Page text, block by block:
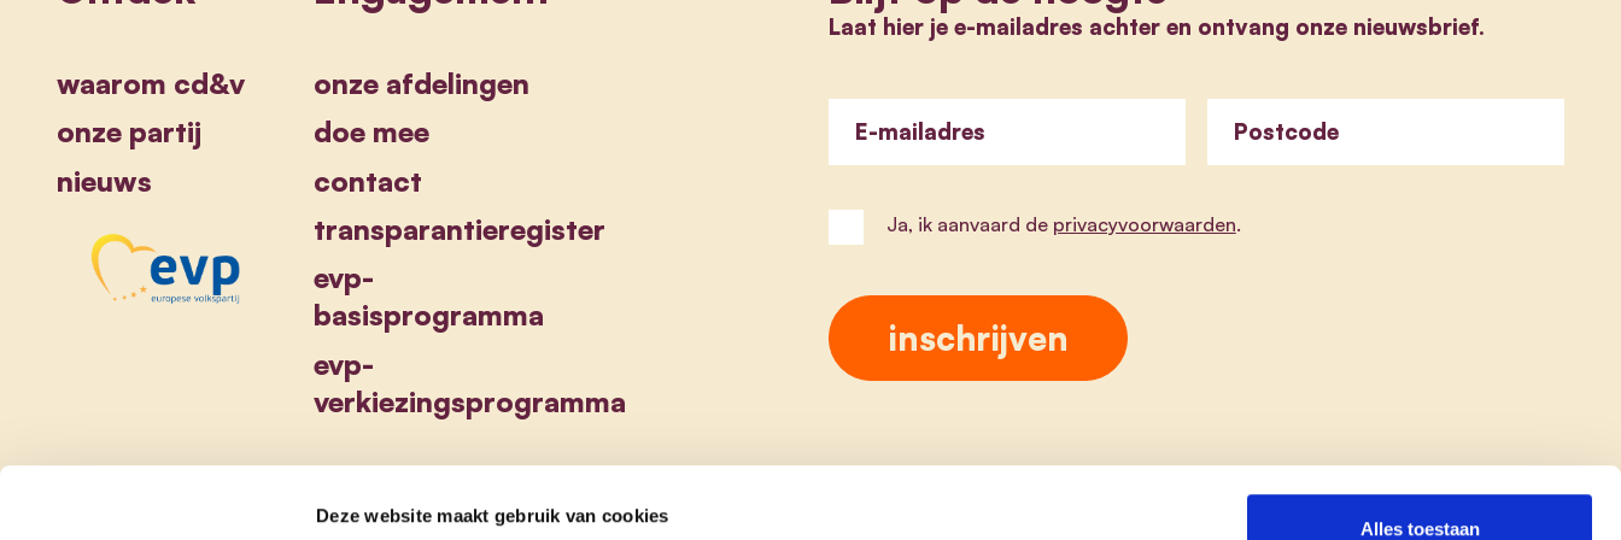
Deze website maakt gebruik van cookies
Alles toestaan
waarom cd&v
onze partij
nieuws
onze afdelingen
doe mee
contact
transparantieregister
evp-
basisprogramma
evp-
verkiezingsprogramma
Laat hier je e-mailadres achter en ontvang onze nieuwsbrief.
E-mailadres Postcode
Ja, ik aanvaard de privacyvoorwaarden.